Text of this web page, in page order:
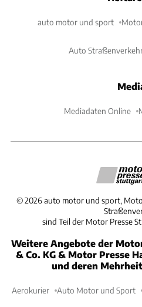
auto motor und sport
Auto
Mediadaten Online
©2026 auto motor und sport,
sind Teil der Motor Presse
Weitere Angebote der
& Co. KG & Motor Presse
und deren
Aerokurier Auto Motor und Sport